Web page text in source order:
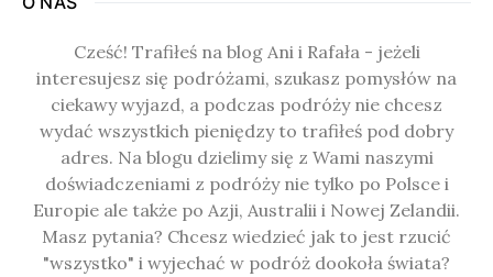
Cześć! Trafiłeś na blog Ani i Rafała - jeżeli
interesujesz się podróżami, szukasz pomysłów na
ciekawy wyjazd, a podczas podróży nie chcesz
wydać wszystkich pieniędzy to trafiłeś pod dobry
adres. Na blogu dzielimy się z Wami naszymi
doświadczeniami z podróży nie tylko po Polsce i
Europie ale także po Azji, Australii i Nowej Zelandii.
Masz pytania? Chcesz wiedzieć jak to jest rzucić
"wszystko" i wyjechać w podróż dookoła świata?